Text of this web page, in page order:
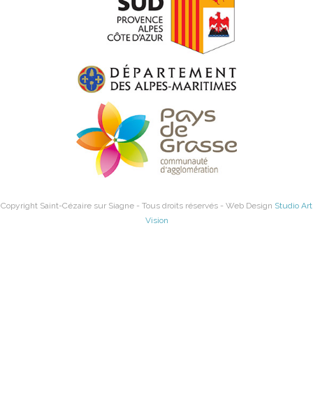
Copyright Saint-Cézaire sur Siagne - Tous droits réservés - Web Design Studio Art
Vision